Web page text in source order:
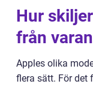
Hur
från
Apples olika
flera sätt. För det